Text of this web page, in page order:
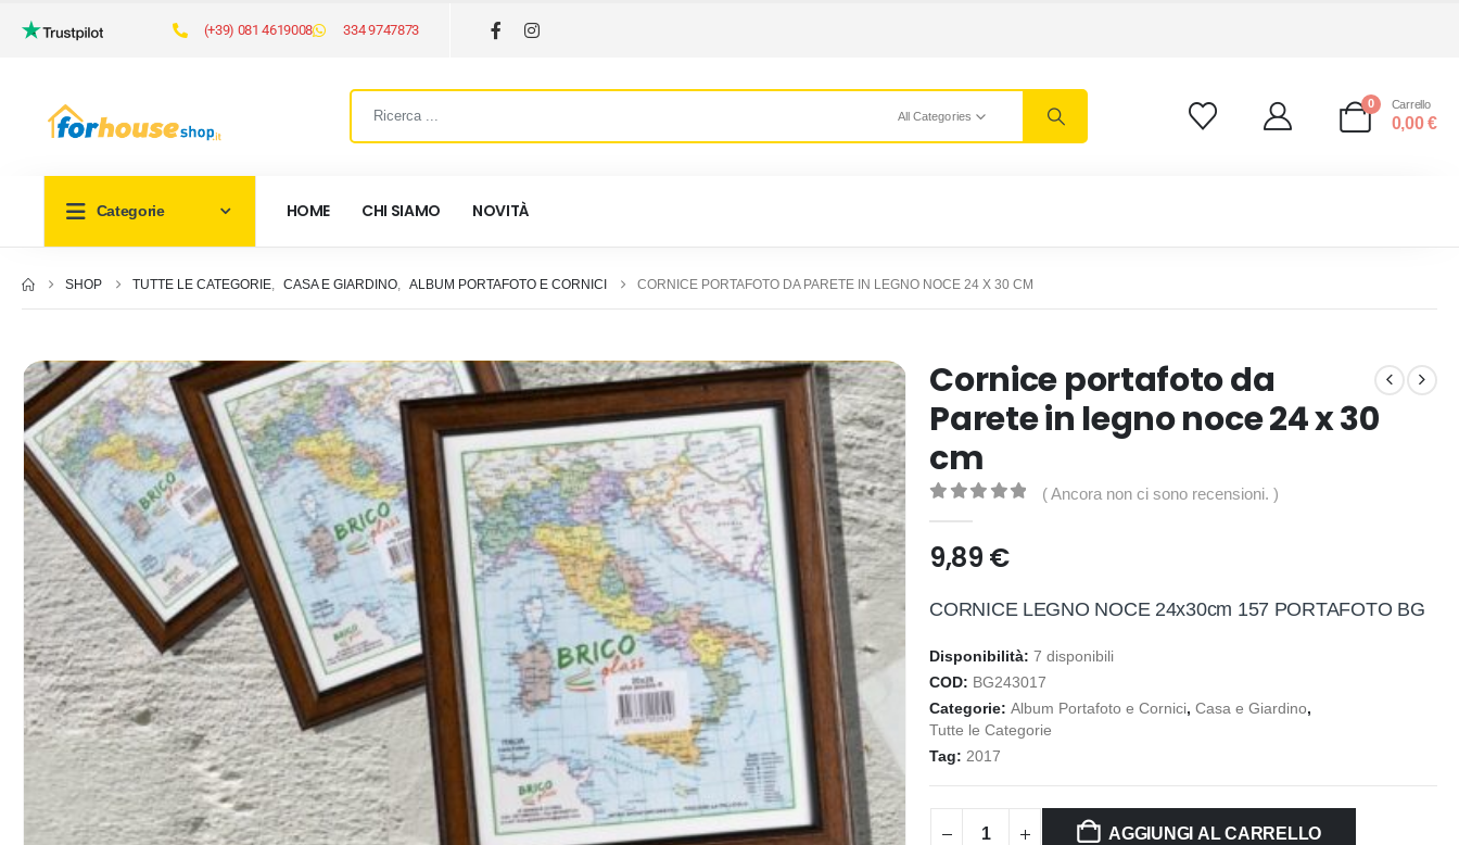
(+39) 081 4619008 334 9747873
All Categories
0 Carrello
0,00€
Categorie HOME CHI SIAMO NOVITÀ
SHOP TUTTE LE CATEGORIE, CASA E GIARDINO, ALBUM PORTAFOTO E CORNICI CORNICE PORTAFOTO DA PARETE IN LEGNO NOCE 24 X 30 CM
Cornice portafoto da
Parete in legno noce 24 x 30
cm
( Ancora non ci sono recensioni. )
9,89 €
CORNICE LEGNO NOCE 24x30cm 157 PORTAFOTO BG
Disponibilità:7 disponibili
COD: BG243017
Categorie:Album Portafoto e Cornici,Casa e Giardino,
Tutte le Categorie
Tag: 2017
AGGIUNGI AL CARRELLO